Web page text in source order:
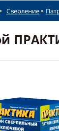
Сверление